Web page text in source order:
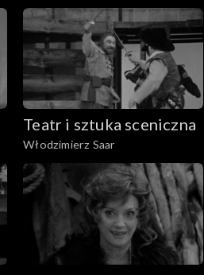
Teatr i sztuka sceniczna
Włodzimierz Saar